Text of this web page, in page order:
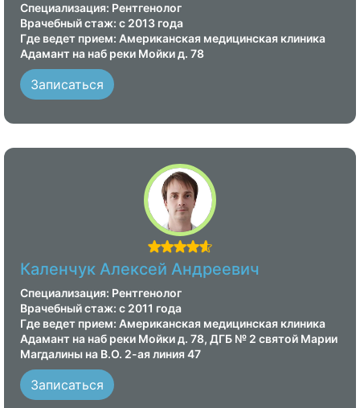
Специализация: Рентгенолог
Врачебный стаж: с 2013 года
Где ведет прием: Американская медицинская клиника
Адамант на наб реки Мойки д. 78
Записаться
Каленчук Алексей Андреевич
Специализация: Рентгенолог
Врачебный стаж: с 2011 года
Где ведет прием: Американская медицинская клиника
Адамант на наб реки Мойки д. 78, ДГБ № 2 святой Марии
Магдалины на В.О. 2-ая линия 47
Записаться